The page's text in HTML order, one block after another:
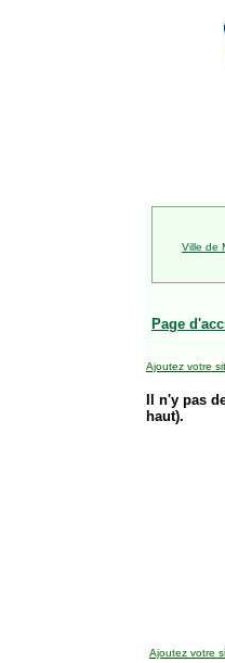
Ville de
Page
Ajoutez votre
Il n'y pas
haut).
Ajoutez votre